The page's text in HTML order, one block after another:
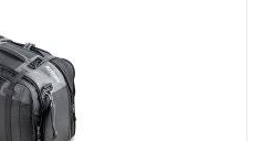
Voyages
en
Toute
Liberté"